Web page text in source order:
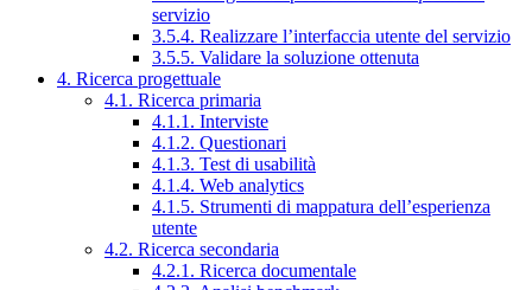
servizio
3.5.4. Realizzare l’interfaccia utente del servizio
3.5.5. Validare la soluzione ottenuta
4. Ricerca progettuale
4.1. Ricerca primaria
4.1.1. Interviste
4.1.2. Questionari
4.1.3. Test di usabilità
4.1.4. Web analytics
4.1.5. Strumenti di mappatura dell’esperienza
utente
4.2. Ricerca secondaria
4.2.1. Ricerca documentale